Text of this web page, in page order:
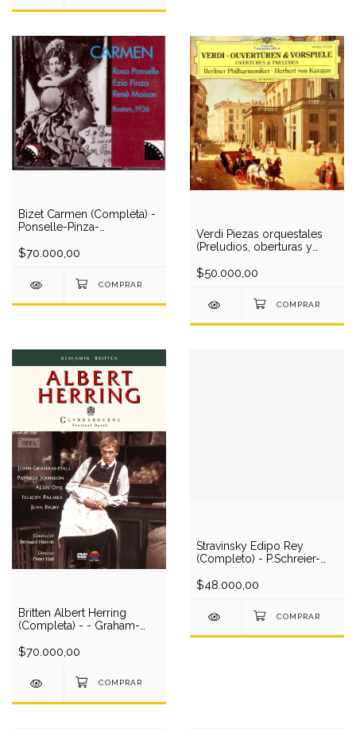
Bizet Carmen (Completa) -
Ponselle-Pinza-
vivo) (2 CD)
$70.000,00
Verdi Piezas orquestales
(Preludios, oberturas y
Phil/Karajan (1 CD)
$50.000,00
Britten Albert Herring
(Completa) - - Graham-
Palmer/P.Hall (1 DVD)
$70.000,00
Stravinsky Edipo Rey
(Completo) - P.Schreier-
Peeters-Tataras-Saito Kinen
$48.000,00